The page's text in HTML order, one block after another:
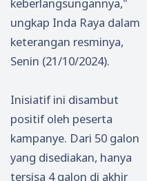
ntoh
an
MBG
Berba
Pemb
aan
Masy
araka
t
ukau
di FRR
XXI,
Bidik
Perta
keberlangsungannya,"
ungkap Inda Raya dalam
keterangan resminya,
Senin (21/10/2024).
Inisiatif ini disambut
positif oleh peserta
kampanye. Dari 50 galon
yang disediakan, hanya
tersisa 4 galon di akhir